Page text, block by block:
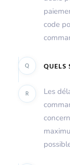
code
Q QUELS
R
Les